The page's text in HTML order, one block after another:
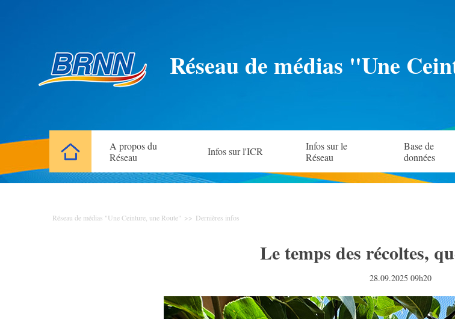
Réseau de médias "Une
A propos du
Réseau
Infos sur l'ICR
Infos sur le
Réseau
Base de
données
Réseau de médias "Une Ceinture, une Route" >> Dernières infos
Le temps des récoltes,
28.09.2025 09h20